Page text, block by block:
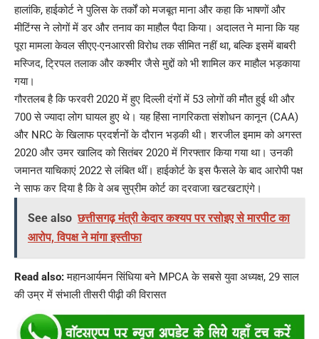
हालांकि, हाईकोर्ट ने पुलिस के तर्कों को मजबूत माना और कहा कि भाषणों और
मीटिंग्स ने लोगों में डर और तनाव का माहौल पैदा किया। अदालत ने माना कि यह
पूरा मामला केवल सीएए-एनआरसी विरोध तक सीमित नहीं था, बल्कि इसमें बाबरी
मस्जिद, ट्रिपल तलाक और कश्मीर जैसे मुद्दों को भी शामिल कर माहौल भड़काया
गया।
गौरतलब है कि फरवरी 2020 में हुए दिल्ली दंगों में 53 लोगों की मौत हुई थी और
700 से ज्यादा लोग घायल हुए थे। यह हिंसा नागरिकता संशोधन कानून (CAA)
और NRC के खिलाफ प्रदर्शनों के दौरान भड़की थी। शरजील इमाम को अगस्त
2020 और उमर खालिद को सितंबर 2020 में गिरफ्तार किया गया था। उनकी
जमानत याचिकाएं 2022 से लंबित थीं। हाईकोर्ट के इस फैसले के बाद आरोपी पक्ष
ने साफ कर दिया है कि वे अब सुप्रीम कोर्ट का दरवाजा खटखटाएंगे।
See also छत्तीसगढ़ मंत्री केदार कश्यप पर रसोइए से मारपीट का
आरोप, विपक्ष ने मांगा इस्तीफा
Read also: महानआर्यमन सिंधिया बने MPCA के सबसे युवा अध्यक्ष, 29 साल
की उम्र में संभाली तीसरी पीढ़ी की विरासत